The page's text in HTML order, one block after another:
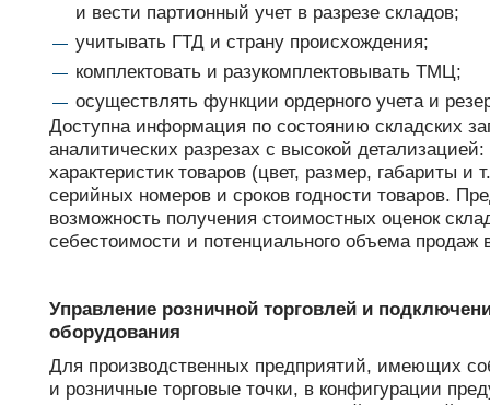
и вести партионный учет в разрезе складов;
учитывать ГТД и страну происхождения;
комплектовать и разукомплектовывать ТМЦ;
осуществлять функции ордерного учета и
Доступна информация по состоянию складских
аналитических разрезах с высокой
характеристик товаров (цвет, размер, габариты и
серийных номеров и сроков годности товаров.
возможность получения стоимостных оценок
себестоимости и потенциального объема продаж
Управление розничной торговлей и
оборудования
Для производственных предприятий, имеющих
и розничные торговые точки, в конфигурации